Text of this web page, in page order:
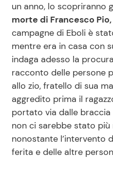
News benessere
Salute
Viaggi e Turismo
Festività
Seguici
un anno, lo scopriranno
morte di Francesco Pio,
campagne di Eboli è
mentre era in casa con
indaga adesso la
racconto delle persone
allo zio, fratello di sua
aggredito prima il
portato via dalle
non ci sarebbe stato più
nonostante l’intervento
ferita e delle altre